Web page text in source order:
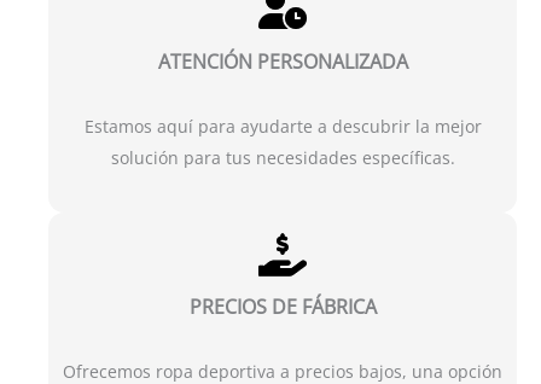
ATENCIÓN PERSONALIZADA
Estamos aquí para ayudarte a descubrir la mejor
solución para tus necesidades específicas.
PRECIOS DE FÁBRICA
Ofrecemos ropa deportiva a precios bajos, una opción